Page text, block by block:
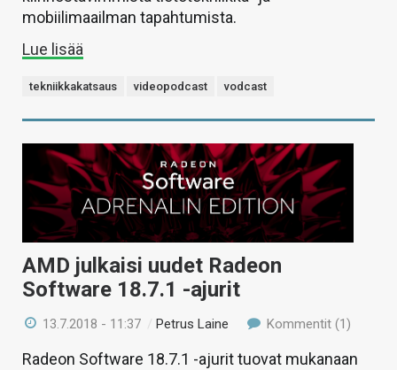
mobiilimaailman tapahtumista.
Lue lisää
tekniikkakatsaus videopodcast vodcast
AMD julkaisi uudet Radeon
Software 18.7.1 -ajurit
13.7.2018 - 11:37 / Petrus Laine Kommentit (1)
Radeon Software 18.7.1 -ajurit tuovat mukanaan